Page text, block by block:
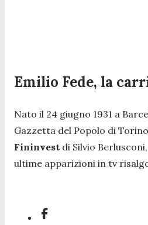
Emilio Fede, la
Nato il 24 giugno 1931 a
Gazzetta del Popolo di Torino
Fininvest di Silvio
ultime apparizioni in tv